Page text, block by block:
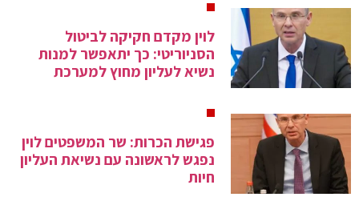
לוין מקדם חקיקה לביטול
הסניוריטי: כך יתאפשר למנות
נשיא לעליון מחוץ למערכת
פגישת הכרות: שר המשפטים לוין
נפגש לראשונה עם נשיאת העליון
חיות